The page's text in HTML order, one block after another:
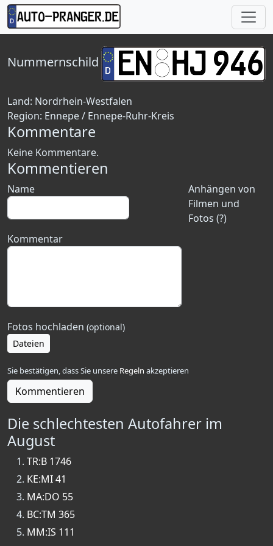
Nummernschild
Land: Nordrhein-Westfalen
Region: Ennepe / Ennepe-Ruhr-Kreis
Kommentare
Keine Kommentare.
Kommentieren
Anhängen von
Filmen und
Fotos (?)
Name
Kommentar
Fotos hochladen (optional)
Dateien
Sie bestätigen, dass Sie unsere Regeln akzeptieren
Kommentieren
Die schlechtesten Autofahrer im
August
TR:B 1746
KE:MI 41
MA:DO 55
BC:TM 365
MM:IS 111